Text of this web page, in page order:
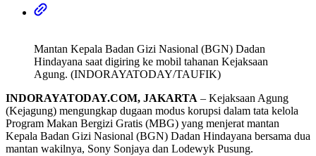
Mantan Kepala Badan Gizi Nasional (BGN) Dadan
Hindayana saat digiring ke mobil tahanan Kejaksaan
Agung. (INDORAYATODAY/TAUFIK)
INDORAYATODAY.COM, JAKARTA – Kejaksaan Agung
(Kejagung) mengungkap dugaan modus korupsi dalam tata kelola
Program Makan Bergizi Gratis (MBG) yang menjerat mantan
Kepala Badan Gizi Nasional (BGN) Dadan Hindayana bersama dua
mantan wakilnya, Sony Sonjaya dan Lodewyk Pusung.